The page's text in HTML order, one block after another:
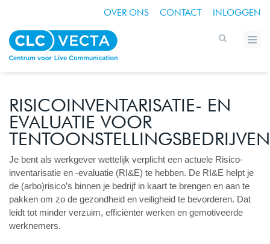
OVER ONS CONTACT INLOGGEN
RISICOINVENTARISATIE- EN
EVALUATIE VOOR
TENTOONSTELLINGSBEDRIJVEN
Je bent als werkgever wettelijk verplicht een actuele Risico-
inventarisatie en -evaluatie (RI&E) te hebben. De RI&E helpt je
de (arbo)risico’s binnen je bedrijf in kaart te brengen en aan te
pakken om zo de gezondheid en veiligheid te bevorderen. Dat
leidt tot minder verzuim, efficiënter werken en gemotiveerde
werknemers.